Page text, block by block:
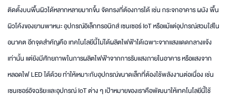
ติดตั้งบนพื้นผิวได้หลากหลายมากขึ้น จัดทรงที่ต้องการได้ เช่น กระจกอาคาร ผนัง พื้น
ผิวโค้งของยานพาหนะ อุปกรณ์อิเล็กทรอนิกส์ เซนเซอร์ IoT หรือแม้แต่อุปกรณ์สวมใส่ใน
อนาคต อีกจุดสำคัญคือ เทคโนโลยีนี้ไม่ได้ผลิตไฟฟ้าได้เฉพาะจากแสงแดดกลางแจ้ง
เท่านั้น แต่ยังมีศักยภาพในการผลิตไฟฟ้าจากการรับแสงภายในอาคาร หรือแสงจาก
หลอดไฟ LED ได้ด้วย ทำให้เหมาะกับอุปกรณ์ขนาดเล็กที่ต้องใช้พลังงานต่อเนื่อง เช่น
เซนเซอร์อัจฉริยะและอุปกรณ์ IoT ต่าง ๆ เป้าหมายของเราคือพัฒนาให้เทคโนโลยีนี้ใช้